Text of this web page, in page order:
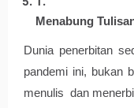
Menabung
Dunia penerbitan
pandemi ini, bukan
menulis  dan